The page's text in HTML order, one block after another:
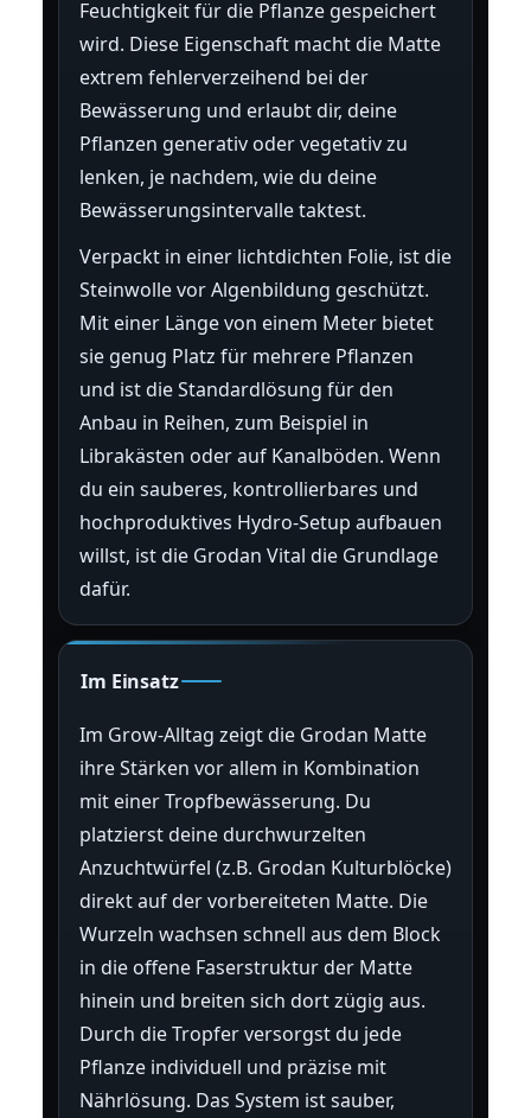
Feuchtigkeit für die Pflanze gespeichert
wird. Diese Eigenschaft macht die Matte
extrem fehlerverzeihend bei der
Bewässerung und erlaubt dir, deine
Pflanzen generativ oder vegetativ zu
lenken, je nachdem, wie du deine
Bewässerungsintervalle taktest.
Verpackt in einer lichtdichten Folie, ist die
Steinwolle vor Algenbildung geschützt.
Mit einer Länge von einem Meter bietet
sie genug Platz für mehrere Pflanzen
und ist die Standardlösung für den
Anbau in Reihen, zum Beispiel in
Librakästen oder auf Kanalböden. Wenn
du ein sauberes, kontrollierbares und
hochproduktives Hydro-Setup aufbauen
willst, ist die Grodan Vital die Grundlage
dafür.
Im Einsatz
Im Grow-Alltag zeigt die Grodan Matte
ihre Stärken vor allem in Kombination
mit einer Tropfbewässerung. Du
platzierst deine durchwurzelten
Anzuchtwürfel (z.B. Grodan Kulturblöcke)
direkt auf der vorbereiteten Matte. Die
Wurzeln wachsen schnell aus dem Block
in die offene Faserstruktur der Matte
hinein und breiten sich dort zügig aus.
Durch die Tropfer versorgst du jede
Pflanze individuell und präzise mit
Nährlösung. Das System ist sauber,